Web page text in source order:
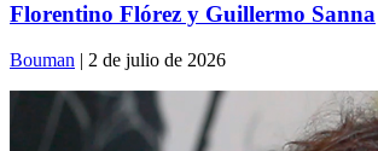
Florentino Flórez y Guillermo Sanna
Bouman | 2 de julio de 2026